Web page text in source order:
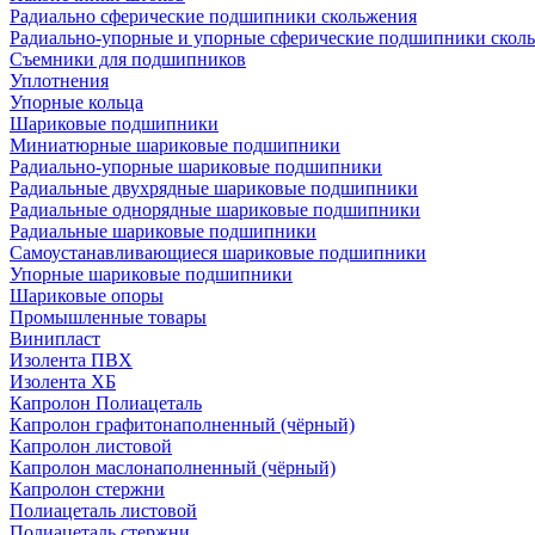
Радиально сферические подшипники скольжения
Радиально-упорные и упорные сферические подшипники
Съемники для подшипников
Уплотнения
Упорные кольца
Шариковые подшипники
Миниатюрные шариковые подшипники
Радиально-упорные шариковые подшипники
Радиальные двухрядные шариковые подшипники
Радиальные однорядные шариковые подшипники
Радиальные шариковые подшипники
Самоустанавливающиеся шариковые подшипники
Упорные шариковые подшипники
Шариковые опоры
Промышленные товары
Винипласт
Изолента ПВХ
Изолента ХБ
Капролон Полиацеталь
Капролон графитонаполненный (чёрный)
Капролон листовой
Капролон маслонаполненный (чёрный)
Капролон стержни
Полиацеталь листовой